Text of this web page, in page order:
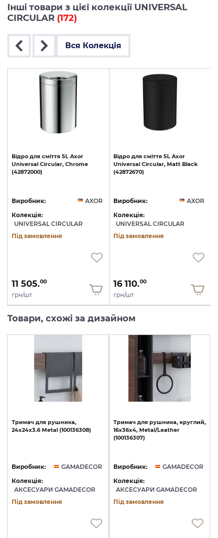
Інші товари з цієї колекції UNIVERSAL
CIRCULAR (172)
Вся Колекція
Відро для сміття 5L Axor
Universal Circular, Chrome
(42872000)
Виробник:
AXOR
Колекція:
UNIVERSAL CIRCULAR
Під замовлення
11 505.00
грн/шт
Відро для сміття 5L Axor
Universal Circular, Matt Black
(42872670)
Виробник:
AXOR
Колекція:
UNIVERSAL CIRCULAR
Під замовлення
16 110.00
грн/шт
Товари, схожі за дизайном
Тримач для рушника,
24x24x3.6 Metal (100136308)
Виробник:
GAMADECOR
Колекція:
АКСЕСУАРИ GAMADECOR
Під замовлення
Тримач для рушника, круглий,
16x36x4, Metal/Leather
(100136307)
Виробник:
GAMADECOR
Колекція:
АКСЕСУАРИ GAMADECOR
Під замовлення